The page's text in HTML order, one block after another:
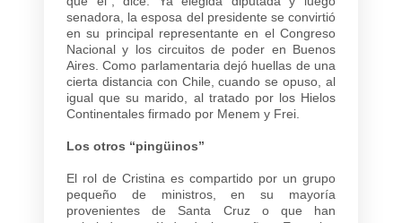
senadora, la esposa del presidente se convirtió
en su principal representante en el Congreso
Nacional y los circuitos de poder en Buenos
Aires. Como parlamentaria dejó huellas de una
cierta distancia con Chile, cuando se opuso, al
igual que su marido, al tratado por los Hielos
Continentales firmado por Menem y Frei.
Los otros “pingüinos”
El rol de Cristina es compartido por un grupo
pequeño de ministros, en su mayoría
provenientes de Santa Cruz o que han